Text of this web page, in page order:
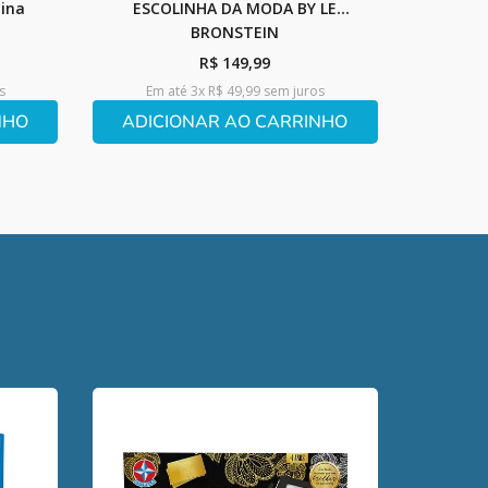
ESCOLINHA DA MODA BY LE
BRONSTEIN
R$ 149,99
Em até 3x R$ 49,99sem juros
ADICIONAR AO CARRINHO